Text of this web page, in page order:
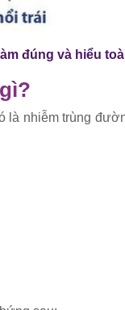
đúng và hiểu
là nhiễm trùng